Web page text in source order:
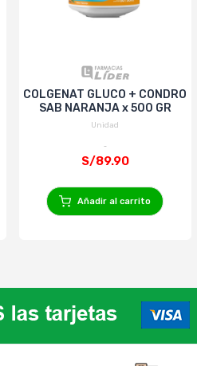
COLGENAT GLUCO + CONDRO
SAB NARANJA x 500 GR
Unidad
S/89.90
Añadir al carrito